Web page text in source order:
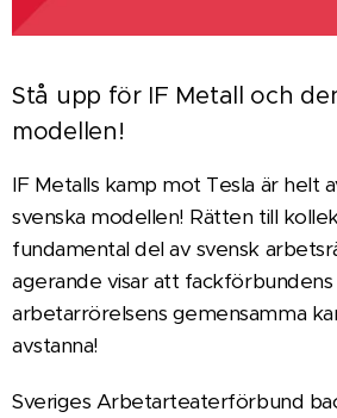
Stå upp för IF Metall och
modellen!
IF Metalls kamp mot Tesla är helt
svenska modellen! Rätten till
fundamental del av svensk
agerande visar att fackförbundens
arbetarrörelsens gemensamma
avstanna!
Sveriges Arbetarteaterförbund